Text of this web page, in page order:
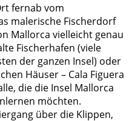
fernab vom
malerische Fischerdorf
Mallorca vielleicht genau
Fischerhafen (viele
der ganzen Insel) oder
Häuser – Cala Figuera
die die Insel Mallorca
möchten.
über die Klippen,